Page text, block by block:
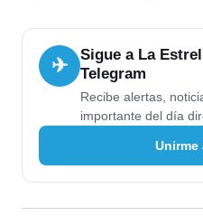
✈
Sigue a La
Telegram
Recibe alertas,
importante del día
Unirme